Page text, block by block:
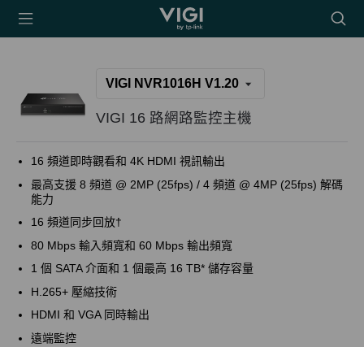
TP-Link, Reliably
搜
尋
VIGI NVR1016H V1.20
VIGI 16 路網路監控主機
16 頻道即時觀看和 4K HDMI 視訊輸出
最高支援 8 頻道 @ 2MP (25fps) / 4 頻道 @ 4MP (25fps) 解碼
能力
16 頻道同步回放†
80 Mbps 輸入頻寬和 60 Mbps 輸出頻寬
1 個 SATA 介面和 1 個最高 16 TB* 儲存容量
H.265+ 壓縮技術
HDMI 和 VGA 同時輸出
遠端監控